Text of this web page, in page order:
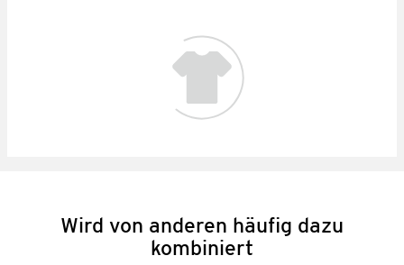
Wird von anderen häufig dazu
kombiniert